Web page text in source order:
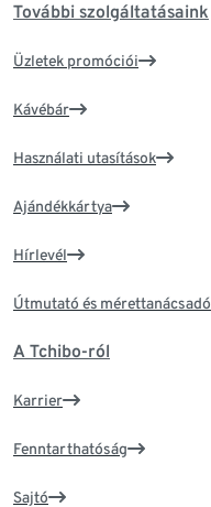
További szolgáltatásaink
Üzletek promóciói
Kávébár
Használati utasítások
Ajándékkártya
Hírlevél
Útmutató és mérettanácsadó
A Tchibo-ról
Karrier
Fenntarthatóság
Sajtó